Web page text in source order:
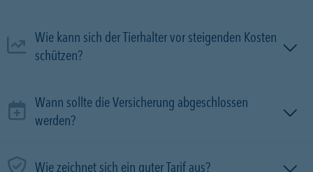
Wie kann sich der Tierhalter vor steigenden Kosten
schützen?
Wann sollte die Versicherung abgeschlossen
werden?
Wie zeichnet sich ein guter Tarif aus?